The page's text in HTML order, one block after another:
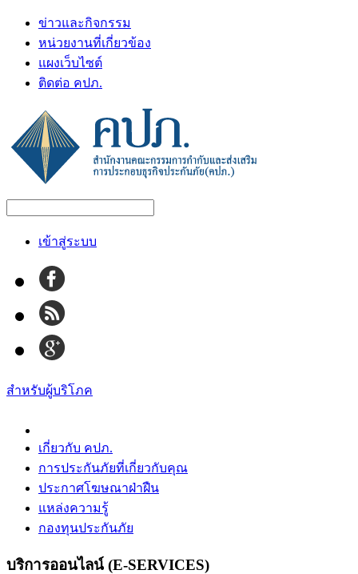
ข่าวและกิจกรรม
หน่วยงานที่เกี่ยวข้อง
แผงเว็บไซต์
ติดต่อ คปภ.
เข้าสู่ระบบ
สำหรับผู้บริโภค
เกี่ยวกับ คปภ.
การประกันภัยที่เกี่ยวกับคุณ
ประกาศโฆษณาฝ่าฝืน
แหล่งความรู้
กองทุนประกันภัย
บริการออนไลน์ (E-SERVICES)